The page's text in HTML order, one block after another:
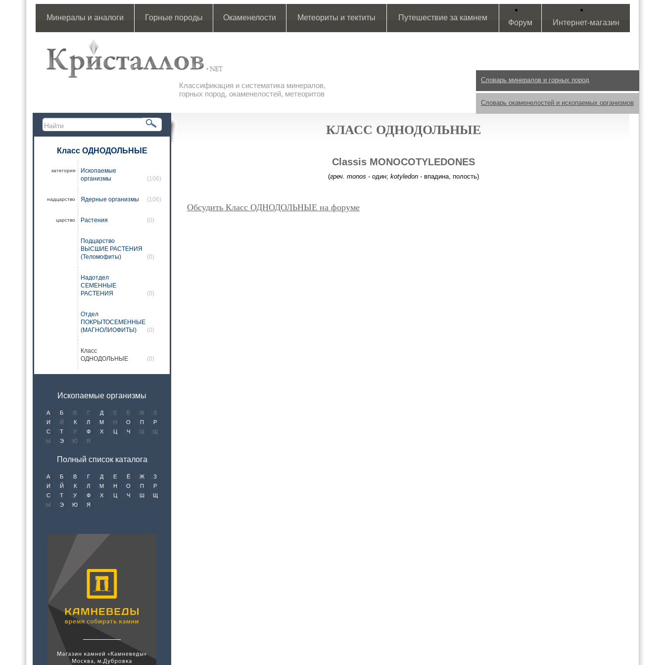
Минералы и аналоги Горные породы Окаменелости Метеориты и тектиты Путешествие за камнем
Форум Интернет-магазин
Классификация и систематика минералов,
горных пород, окаменелостей, метеоритов
Словарь минералов и горных пород
Словарь окаменелостей и ископаемых организмов
Класс ОДНОДОЛЬНЫЕ
категория
Ископаемые
организмы
(106)
надцарство Ядерные организмы (106)
царство Растения (0)
Подцарство
ВЫСШИЕ РАСТЕНИЯ
(Теломофиты)
(0)
Надотдел
СЕМЕННЫЕ
РАСТЕНИЯ
(0)
Отдел
ПОКРЫТОСЕМЕННЫЕ
(МАГНОЛИОФИТЫ)
(0)
Класс
ОДНОДОЛЬНЫЕ
(0)
Ископаемые организмы
А Б В Г Д Е Ё Ж
З
И
Й К Л М Н О П
Р
С
Т У Ф Х Ц Ч Ш
Щ
Ы
Э Ю Я
Полный список каталога
А Б В Г Д Е Ё Ж
З
И
Й К Л М Н О П
Р
С
Т У Ф Х Ц Ч Ш
Щ
Ы
Э Ю Я
КЛАСС ОДНОДОЛЬНЫЕ
Classis MONOCOTYLEDONES
(греч. monos - один; kotyledon- впадина, полость)
Обсудить Класс ОДНОДОЛЬНЫЕ на форуме